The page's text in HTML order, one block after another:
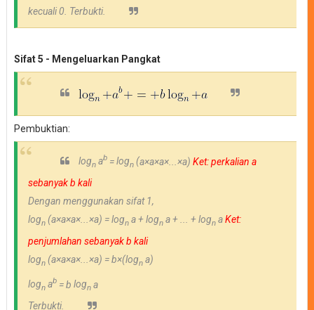
kecuali 0. Terbukti.
Sifat 5 - Mengeluarkan Pangkat
Pembuktian:
logn ab=logn(a×a×a×... ×a) Ket: perkalian a
sebanyak b kali
Dengan menggunakan sifat 1,
logn(a×a×a×...×a) =logn a +logn a + ... +logn aKet:
penjumlahan sebanyak b kali
logn (a×a×a×... ×a) = b×(logn a)
logn ab=b logn a
Terbukti.